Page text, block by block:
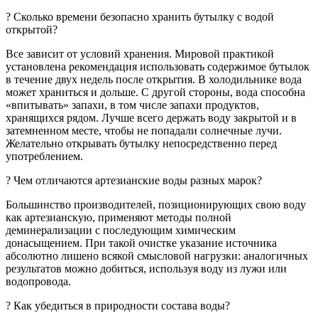
? Сколько времени безопасно хранить бутылку c водой
открытой?
Все зависит от условий хранения. Мировой практикой
установлена рекомендация использовать содержимое бутылок
в течение двух недель после открытия. В холодильнике вода
может храниться и дольше. С другой стороны, вода способна
«впитывать» запахи, в том числе запахи продуктов,
хранящихся рядом. Лучше всего держать воду закрытой и в
затемненном месте, чтобы не попадали солнечные лучи.
Желательно открывать бутылку непосредственно перед
употреблением.
? Чем отличаются артезианские воды разных марок?
Большинство производителей, позиционирующих свою воду
как артезианскую, применяют методы полной
деминерализации с последующим химическим
донасыщением. При такой очистке указание источника
абсолютно лишено всякой смысловой нагрузки: аналогичных
результатов можно добиться, используя воду из лужи или
водопровода.
? Как убедиться в природности состава воды?